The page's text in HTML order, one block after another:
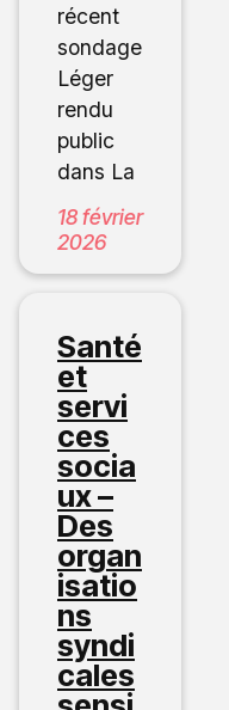
récent
sondage
Léger
rendu
public
dans La
18 février
2026
Santé
et
servi
ces
socia
ux –
Des
organ
isatio
ns
syndi
cales